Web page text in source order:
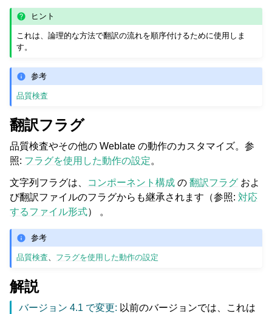
ヒント
これは、論理的な方法で翻訳の流れを順序付けるために使用しま
す。
参考
品質検査
翻訳フラグ
品質検査やその他の Weblate の動作のカスタマイズ。参
照: フラグを使用した動作の設定。
文字列フラグは、 コンポーネント構成 の 翻訳フラグ およ
び翻訳ファイルのフラグからも継承されます（参照: 対応
するファイル形式） 。
参考
品質検査 フラグを使用した動作の設定
解説
バージョン 4.1 で変更: 以前のバージョンでは、これは